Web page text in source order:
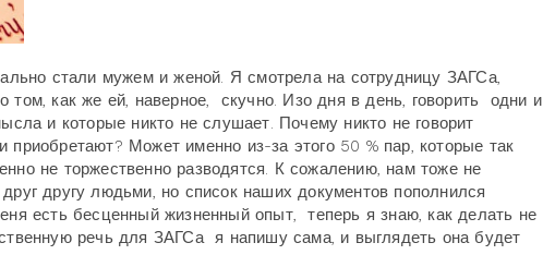
стали мужем и женой. Я смотрела на сотрудницу ЗАГСа,
том, как же ей, наверное, скучно. Изо дня в день, говорить одни и
и которые никто не слушает. Почему никто не говорит
Может именно из-за этого 50 % пар, которые так
не торжественно разводятся. К сожалению, нам тоже не
другу людьми, но список наших документов пополнился
есть бесценный жизненный опыт, теперь я знаю, как делать не
речь для ЗАГСа я напишу сама, и выглядеть она будет